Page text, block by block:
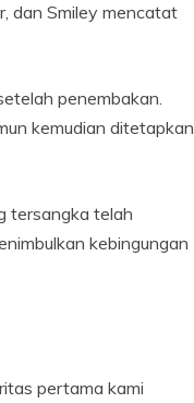
dan Smiley mencatat
penembakan.
kemudian ditetapkan
tersangka telah
kebingungan
pertama kami